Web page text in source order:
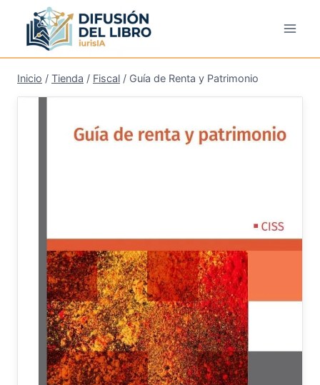
contenido
Inicio / Tienda / Fiscal / Guía de Renta y Patrimonio